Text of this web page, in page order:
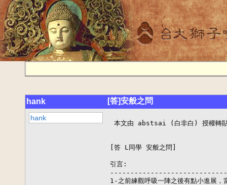
hank [答]安般之問
hank
本文由 abstsai (白非白) 授權轉
[答 L同學 安般之問]
引言:
1-之前練觀呼吸一陣之後有點小進展，